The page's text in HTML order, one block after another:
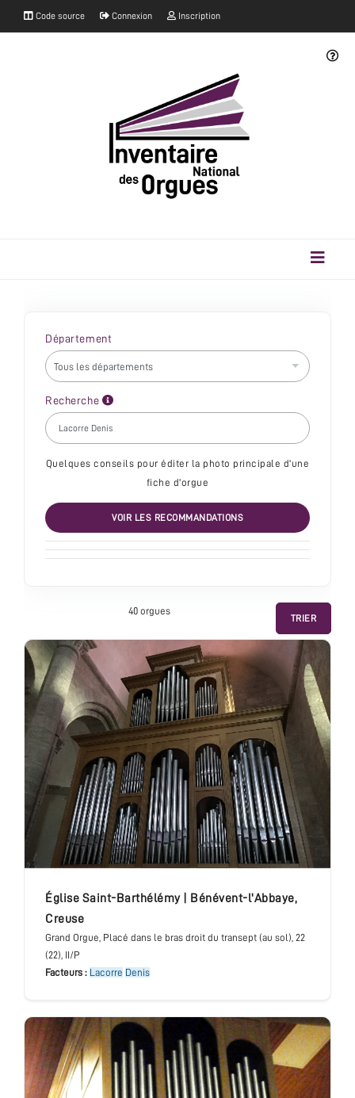
Code source Connexion Inscription
Département
Recherche
Quelques conseils pour éditer la photo principale d'une
fiche d'orgue
VOIR LES RECOMMANDATIONS
TRIER
40 orgues
église Saint-Barthélémy| Bénévent-l'Abbaye,
Creuse
Grand Orgue, Placé dans le bras droit du transept (au sol), 22
(22), II/P
Facteurs : Lacorre Denis